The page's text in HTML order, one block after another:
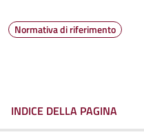
Normativa di riferimento
INDICE DELLA PAGINA